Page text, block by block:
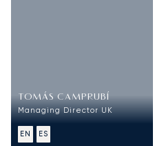
TOMÁS CAMPRUBÍ
Managing Director UK
EN ES